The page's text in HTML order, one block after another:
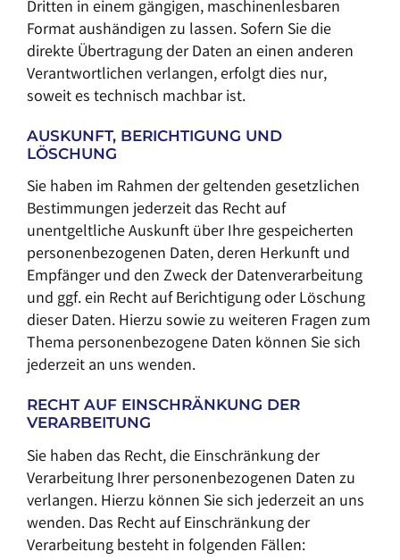
Dritten in einem gängigen, maschinenlesbaren
Format aushändigen zu lassen. Sofern Sie die
direkte Übertragung der Daten an einen anderen
Verantwortlichen verlangen, erfolgt dies nur,
soweit es technisch machbar ist.
AUSKUNFT, BERICHTIGUNG UND
LÖSCHUNG
Sie haben im Rahmen der geltenden gesetzlichen
Bestimmungen jederzeit das Recht auf
unentgeltliche Auskunft über Ihre gespeicherten
personenbezogenen Daten, deren Herkunft und
Empfänger und den Zweck der Datenverarbeitung
und ggf. ein Recht auf Berichtigung oder Löschung
dieser Daten. Hierzu sowie zu weiteren Fragen zum
Thema personenbezogene Daten können Sie sich
jederzeit an uns wenden.
RECHT AUF EINSCHRÄNKUNG DER
VERARBEITUNG
Sie haben das Recht, die Einschränkung der
Verarbeitung Ihrer personenbezogenen Daten zu
verlangen. Hierzu können Sie sich jederzeit an uns
wenden. Das Recht auf Einschränkung der
Verarbeitung besteht in folgenden Fällen: